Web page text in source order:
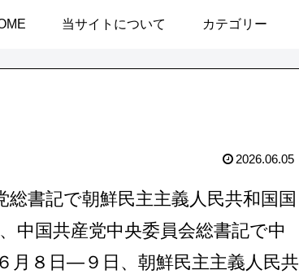
当サイトについて カテゴリー
2026.06.05
総書記で朝鮮民主主義人民共和国国
中国共産党中央委員会総書記で中
月８日―９日、朝鮮民主主義人民共